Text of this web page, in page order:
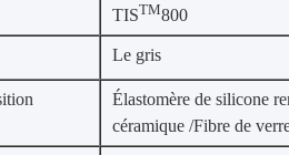
TISTM800
Le gris
Élastomère de silicone
céramique /Fibre de